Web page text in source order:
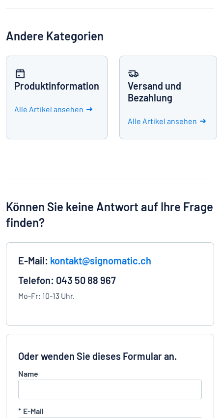
Andere Kategorien
Produktinformation
Alle Artikel ansehen
Versand und
Bezahlung
Alle Artikel ansehen
Können Sie keine Antwort auf Ihre Frage
finden?
E-Mail: kontakt@signomatic.ch
Telefon: 043 50 88 967
Mo-Fr: 10-13 Uhr.
Oder wenden Sie dieses Formular an.
Name
* E-Mail